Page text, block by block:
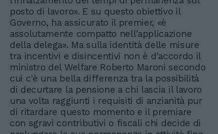
posto di lavoro». E su questo obiettivo il
Governo, ha assicurato il premier, «è
assolutamente compatto nell'applicazione
della delega». Ma sulla identità delle misure
tra incentivi e disincentivi non è d'accordo il
ministro del Welfare Roberto Maroni secondo
cui c'è una bella differenza tra la possibilità
di decurtare la pensione a chi lascia il lavoro
una volta raggiunti i requisiti di anzianità pur
di ritardare questo momento e il premiare
con sgravi contributivi o fiscali chi decide di